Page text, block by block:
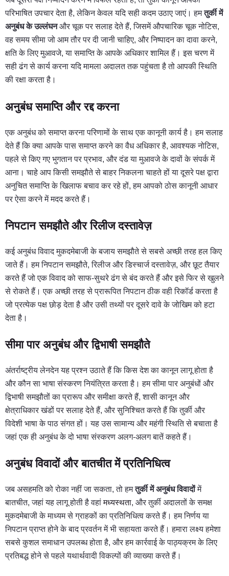
परिभाषित उपचार देता है, लेकिन केवल यदि सही कदम उठाए जाएं। हमतुर्की में
अनुबंध के उल्लंघनऔर चूक पर सलाह देते हैं, जिसमें औपचारिक चूक नोटिस,
वह समय सीमा जो आम तौर पर दी जानी चाहिए, और निष्पादन का दावा करने,
क्षति के लिए मुआवजे, या समाप्ति के आपके अधिकार शामिल हैं। इस चरण में
सही ढंग से कार्य करना यदि मामला अदालत तक पहुंचता है तो आपकी स्थिति
की रक्षा करता है।
अनुबंध समाप्ति और रद्द करना
एक अनुबंध को समाप्त करना परिणामों के साथ एक कानूनी कार्य है। हम सलाह
देते हैं कि क्या आपके पास समाप्त करने का वैध अधिकार है, आवश्यक नोटिस,
पहले से किए गए भुगतान पर प्रभाव, और दंड या मुआवजे के दावों के संपर्क में
आना। चाहे आप किसी समझौते से बाहर निकलना चाहते हों या दूसरे पक्ष द्वारा
अनुचित समाप्ति के खिलाफ बचाव कर रहे हों, हम आपको ठोस कानूनी आधार
पर ऐसा करने में मदद करते हैं।
निपटान समझौते और रिलीज दस्तावेज़
कई अनुबंध विवाद मुकदमेबाजी के बजाय समझौते से सबसे अच्छी तरह हल किए
जाते हैं। हम निपटान समझौते, रिलीज और डिस्चार्ज दस्तावेज़, और छूट तैयार
करते हैं जो एक विवाद को साफ-सुथरे ढंग से बंद करते हैं और इसे फिर से खुलने
से रोकते हैं। एक अच्छी तरह से प्रारूपित निपटान ठीक वही रिकॉर्ड करता है
जो प्रत्येक पक्ष छोड़ देता है और उसी तथ्यों पर दूसरे दावे के जोखिम को हटा
देता है।
सीमा पार अनुबंध और द्विभाषी समझौते
अंतर्राष्ट्रीय लेनदेन यह प्रश्न उठाते हैं कि किस देश का कानून लागू होता है
और कौन सा भाषा संस्करण नियंत्रित करता है। हम सीमा पार अनुबंधों और
द्विभाषी समझौतों का प्रारूप और समीक्षा करते हैं, शासी कानून और
क्षेत्राधिकार खंडों पर सलाह देते हैं, और सुनिश्चित करते हैं कि तुर्की और
विदेशी भाषा के पाठ संगत हों। यह उस सामान्य और महंगी स्थिति से बचाता है
जहां एक ही अनुबंध के दो भाषा संस्करण अलग-अलग बातें कहते हैं।
अनुबंध विवादों और बातचीत में प्रतिनिधित्व
जब असहमति को रोका नहीं जा सकता, तो हमतुर्की में अनुबंध विवादोंमें
बातचीत, जहां यह लागू होती है वहांमध्यस्थता, और तुर्की अदालतों के समक्ष
मुकदमेबाजी के माध्यम से ग्राहकों का प्रतिनिधित्व करते हैं। हम निर्णय या
निपटान प्राप्त होने के बाद प्रवर्तन में भी सहायता करते हैं। हमारा लक्ष्य हमेशा
सबसे कुशल समाधान उपलब्ध होता है, और हम कार्रवाई के पाठ्यक्रम के लिए
प्रतिबद्ध होने से पहले यथार्थवादी विकल्पों की व्याख्या करते हैं।